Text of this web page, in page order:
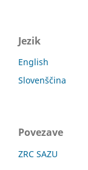
Jezik
English
Slovenščina
Povezave
ZRC SAZU